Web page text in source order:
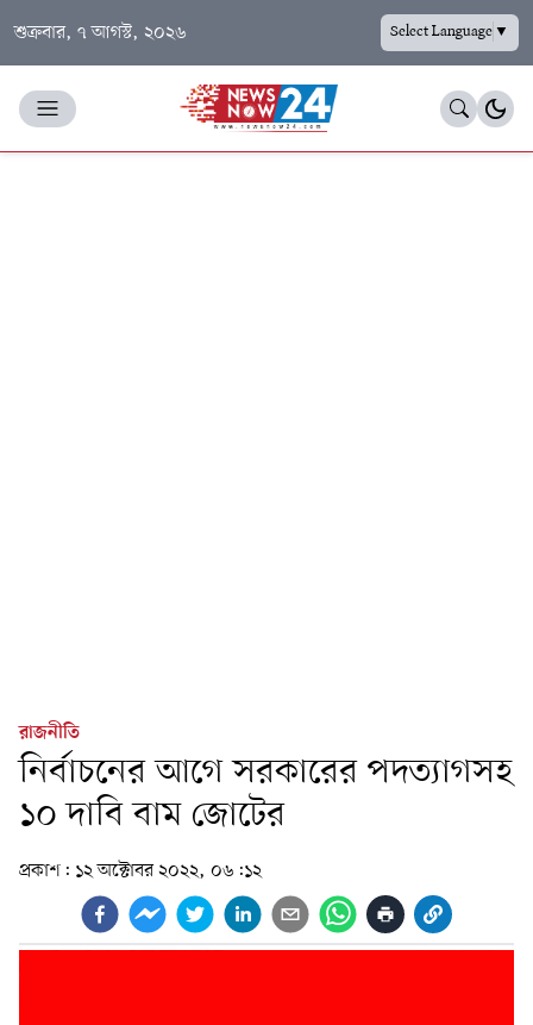
শুক্রবার, ৭ আগস্ট, ২০২৬ Select Language▼
রাজনীতি
নির্বাচনের আগে সরকারের পদত্যাগসহ
১০ দাবি বাম জোটের
প্রকাশ: ১২ অক্টোবর ২০২২, ০৬:১২